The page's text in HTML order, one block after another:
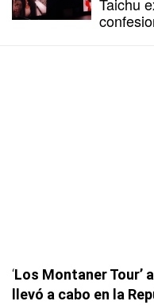
‘Los Montaner Tour’
llevó a cabo en la